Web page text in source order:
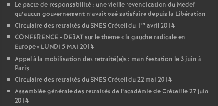
Le pacte de responsabilité : une vieille revendication du Medef
qu’aucun gouvernement n’avait osé satisfaire depuis la Libération
Circulaire des retraités duSNESCréteil du 1 er avril 2014
CONFERENCE - DEBATsur le thème « la gauche radicale en
Europe» LUNDI 5 MAI 2014
Appel à la mobilisation des retraité(e)s : manifestation le 3 juin à
Paris
Circulaire des retraités duSNESCréteil du 22 mai 2014
Assemblée générale des retraités de l’académie de Créteil le 27 juin
2014